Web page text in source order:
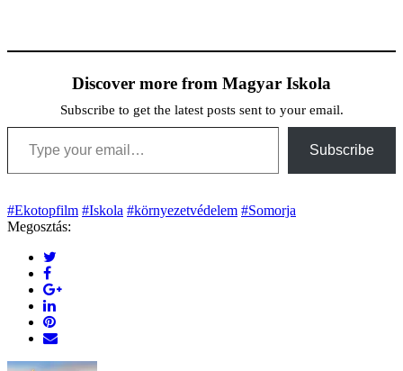
Discover more from Magyar Iskola
Subscribe to get the latest posts sent to your email.
Type your email…
Subscribe
#Ekotopfilm #Iskola #környezetvédelem #Somorja
Megosztás: